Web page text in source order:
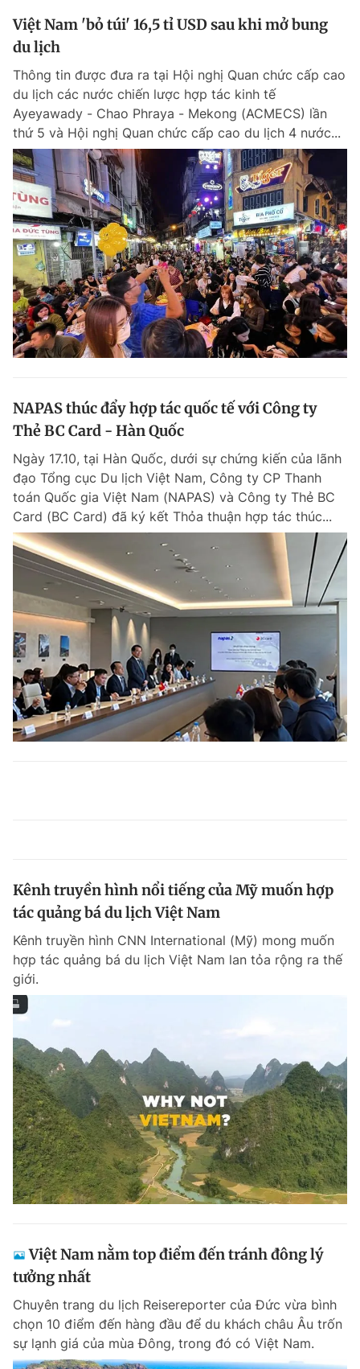
Việt Nam 'bỏ túi' 16,5 tỉ USD sau khi mở bung
du lịch
Thông tin được đưa ra tại Hội nghị Quan chức cấp cao
du lịch các nước chiến lược hợp tác kinh tế
Ayeyawady - Chao Phraya - Mekong (ACMECS) lần
thứ 5 và Hội nghị Quan chức cấp cao du lịch 4 nước...
NAPAS thúc đẩy hợp tác quốc tế với Công ty
Thẻ BC Card - Hàn Quốc
Ngày 17.10, tại Hàn Quốc, dưới sự chứng kiến của lãnh
đạo Tổng cục Du lịch Việt Nam, Công ty CP Thanh
toán Quốc gia Việt Nam (NAPAS) và Công ty Thẻ BC
Card (BC Card) đã ký kết Thỏa thuận hợp tác thúc...
Kênh truyền hình nổi tiếng của Mỹ muốn hợp
tác quảng bá du lịch Việt Nam
Kênh truyền hình CNN International (Mỹ) mong muốn
hợp tác quảng bá du lịch Việt Nam lan tỏa rộng ra thế
giới.
Việt Nam nằm top điểm đến tránh đông lý
tưởng nhất
Chuyên trang du lịch Reisereporter của Đức vừa bình
chọn 10 điểm đến hàng đầu để du khách châu Âu trốn
sự lạnh giá của mùa Đông, trong đó có Việt Nam.